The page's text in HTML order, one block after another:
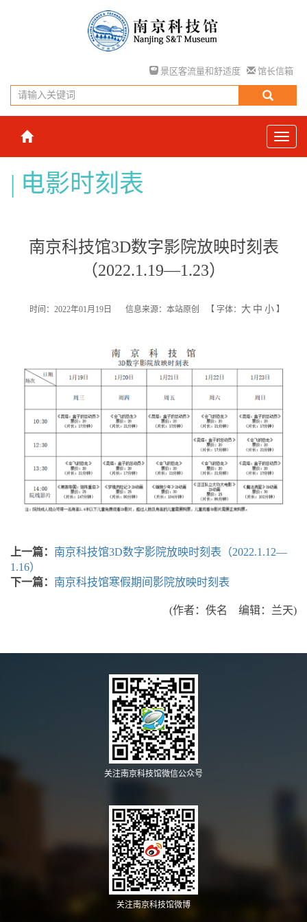
景区客流量和舒适度 馆长信箱
电影时刻表
南京科技馆3D数字影院放映时刻表
（2022.1.19—1.23）
时间：2022年01月19日 信息来源：本站原创 【 字体： 大 中 小 】
上一篇： 南京科技馆3D数字影院放映时刻表（2022.1.12—
1.16）
下一篇： 南京科技馆寒假期间影院放映时刻表
(作者：佚名 编辑：兰天)
关注南京科技馆微信公众号
关注南京科技馆微博